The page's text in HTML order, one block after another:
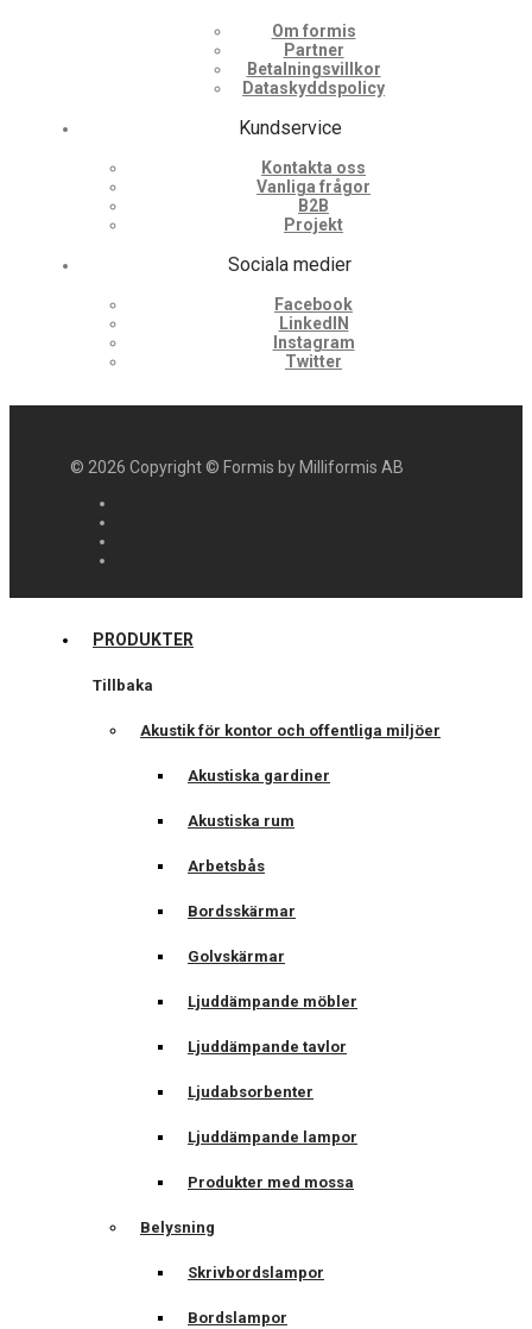
Om formis
Partner
Betalningsvillkor
Dataskyddspolicy
Kundservice
Kontakta oss
Vanliga frågor
B2B
Projekt
Sociala medier
Facebook
LinkedIN
Instagram
Twitter
© 2026 Copyright © Formis by Milliformis AB
PRODUKTER
Tillbaka
Akustik för kontor och offentliga miljöer
Akustiska gardiner
Akustiska rum
Arbetsbås
Bordsskärmar
Golvskärmar
Ljuddämpande möbler
Ljuddämpande tavlor
Ljudabsorbenter
Ljuddämpande lampor
Produkter med mossa
Belysning
Skrivbordslampor
Bordslampor